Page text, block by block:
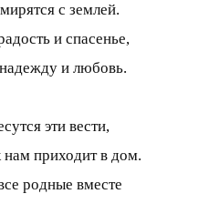
с землей.
и спасенье,
и любовь.
эти вести,
нам приходит в дом.
родные вместе